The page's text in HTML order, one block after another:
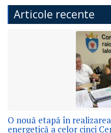
Articole recente
O nouă etapă în
energetică a celor cinci